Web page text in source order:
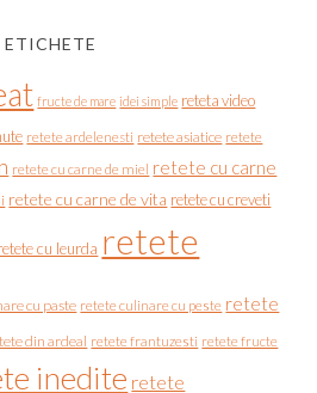
ETICHETE
fructe de mare idei simple reteta video
retete ardelenesti retete asiatice retete
retete cu carne de miel retete cu carne
retete cu carne de vita retete cu creveti
cu leurda retete
cu paste retete culinare cu peste retete
din ardeal retete frantuzesti retete fructe
inedite retete